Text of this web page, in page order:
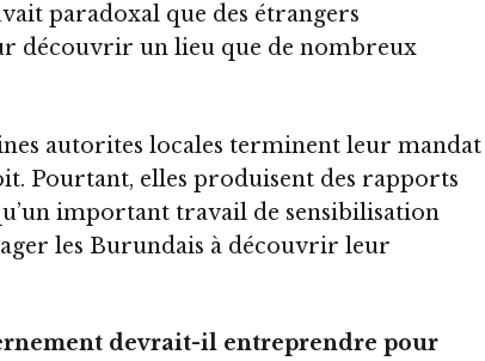
paradoxal que des étrangers
découvrir un lieu que de nombreux
autorites locales terminent leur mandat
Pourtant, elles produisent des rapports
important travail de sensibilisation
les Burundais à découvrir leur
devrait-il entreprendre pour